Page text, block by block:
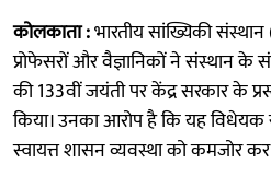
कोलकाता :भारतीय सांख्यिकी
प्रोफेसरों और वैज्ञानिकों ने संस्थान के
की 133वीं जयंती पर केंद्र सरकार के
किया। उनका आरोप है कि यह
स्वायत्त शासन व्यवस्था को कमजोर कर